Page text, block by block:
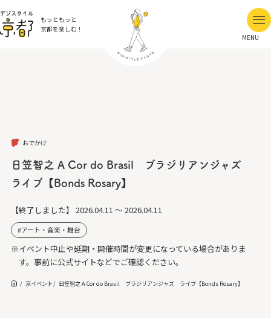
もっともっと
京都を楽しむ！
MENU
おでかけ
日笠智之 A Cor do Brasil ブラジリアンジャズ
ライブ【Bonds Rosary】
【終了しました】 2026.04.11 ～ 2026.04.11
アート・音楽・舞台
※イベント中止や延期・開催時間が変更になっている場合がありま
す。事前に公式サイトなどでご確認ください。
京イベント 日笠智之 A Cor do Brasil ブラジリアンジャズ ライブ【Bonds Rosary】